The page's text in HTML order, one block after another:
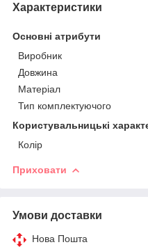
Характеристики
Основні атрибути
Виробник
Довжина
Матеріал
Тип комплектуючого
Користувальницькі
Колір
Приховати
Умови доставки
Нова Пошта